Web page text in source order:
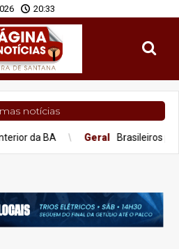
20:33
notícias
Geral Brasileiros perderam